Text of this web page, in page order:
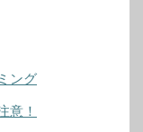
ング
意！